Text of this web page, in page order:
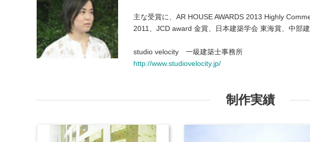
主な受賞に、AR HOUSE AWARDS 2013 Highly
2011、JCD award 金賞、日本建築学会 東海賞、中部
studio velocity 一級建築士事務所
http://www.studiovelocity.jp/
制作実績